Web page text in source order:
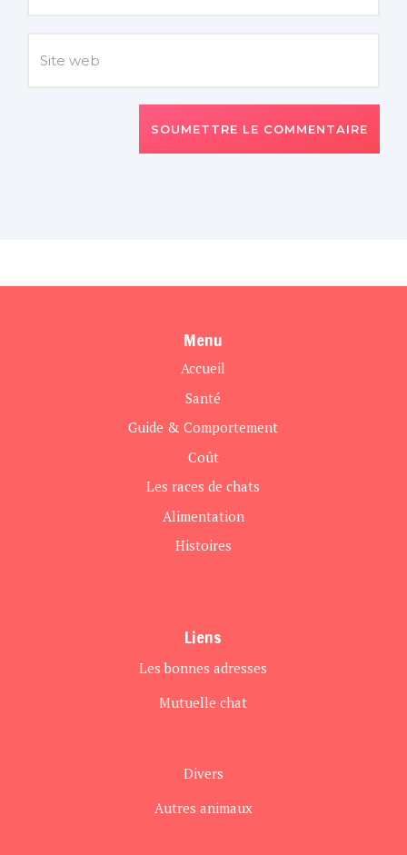
SOUMETTRE LE COMMENTAIRE
Menu
Accueil
Santé
Guide & Comportement
Coût
Les races de chats
Alimentation
Histoires
Liens
Les bonnes adresses
Mutuelle chat
Divers
Autres animaux